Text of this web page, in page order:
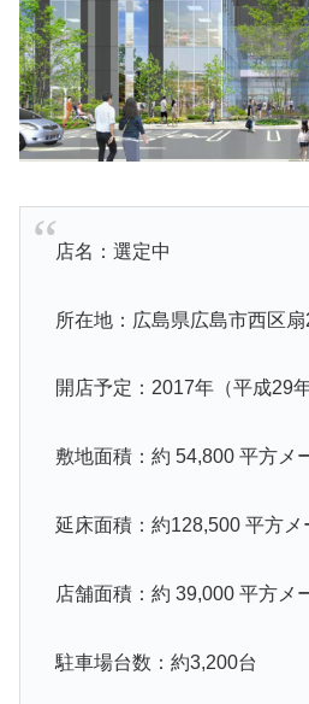
店名：選定中
所在地：広島県広島市西区
開店予定：2017年（平成29
敷地面積：約 54,800 平方メ
延床面積：約128,500 平方メ
店舗面積：約 39,000 平方メ
駐車場台数：約3,200台